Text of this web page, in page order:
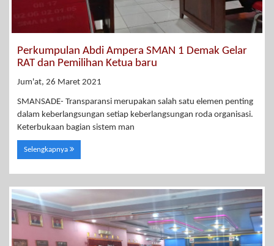
Perkumpulan Abdi Ampera SMAN 1 Demak Gelar
RAT dan Pemilihan Ketua baru
Jum'at, 26 Maret 2021
SMANSADE- Transparansi merupakan salah satu elemen penting
dalam keberlangsungan setiap keberlangsungan roda organisasi.
Keterbukaan bagian sistem man
Selengkapnya